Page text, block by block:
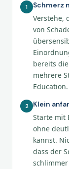
1 Schmerz
Verstehe,
von
bereits
mehrere
Education.
2 Klein
Starte mit
ohne
kannst.
dass der